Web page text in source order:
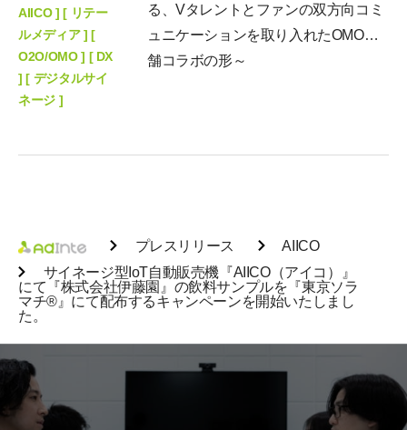
AIICO ] [ リテー
ルメディア ] [
O2O/OMO ] [ DX
] [ デジタルサイ
ネージ ]
る、Vタレントとファンの双方向コミ
ュニケーションを取り入れたOMO店
舗コラボの形～
プレスリリース
AIICO
サイネージ型IoT自動販売機『AIICO（アイコ）』
にて『株式会社伊藤園』の飲料サンプルを『東京ソラ
マチ®』にて配布するキャンペーンを開始いたしまし
た。